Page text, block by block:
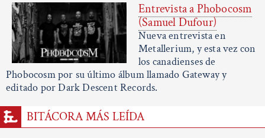
Entrevista a Phobocosm
(Samuel Dufour)
Nueva entrevista en
Metallerium, y esta vez con
los canadienses de
Phobocosm por su último álbum llamado Gateway y
editado por Dark Descent Records.
BITÁCORA MÁS LEÍDA